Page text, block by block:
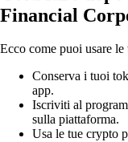
Financial
Ecco come puoi usare
Conserva i tuoi
app.
Iscriviti al
sulla piattaforma.
Usa le tue crypto